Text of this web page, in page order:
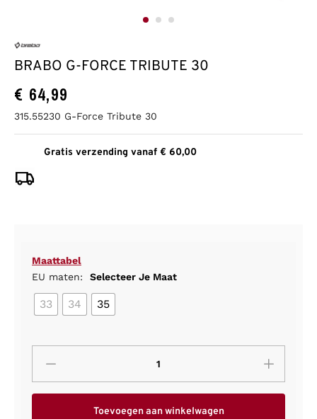
BRABO G-FORCE TRIBUTE 30
€ 64,99
315.55230 G-Force Tribute 30
Gratis verzending vanaf € 60,00
Maattabel
EU maten:
Selecteer Je Maat
33 34 35
Toevoegen aan winkelwagen